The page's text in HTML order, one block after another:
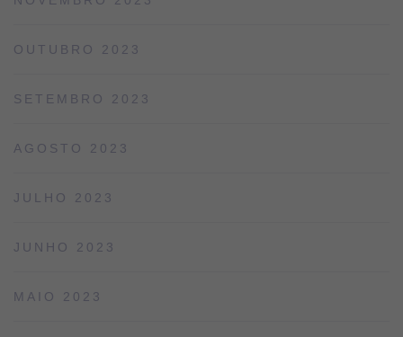
OUTUBRO 2023
SETEMBRO 2023
AGOSTO 2023
JULHO 2023
JUNHO 2023
MAIO 2023